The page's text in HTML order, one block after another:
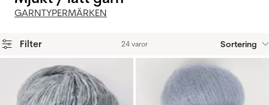
GARNTYPERMÄRKEN
Filter 24 varor Sortering
Produkter